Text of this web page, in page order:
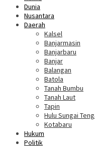
Dunia
Nusantara
Daerah
Kalsel
Banjarmasin
Banjarbaru
Banjar
Balangan
Batola
Tanah Bumbu
Tanah Laut
Tapin
Hulu Sungai
Kotabaru
Hukum
Politik